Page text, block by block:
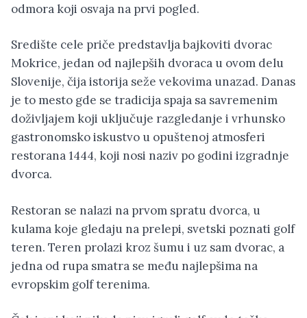
odmora koji osvaja na prvi pogled.
Središte cele priče predstavlja bajkoviti dvorac
Mokrice, jedan od najlepših dvoraca u ovom delu
Slovenije, čija istorija seže vekovima unazad. Danas
je to mesto gde se tradicija spaja sa savremenim
doživljajem koji uključuje razgledanje i vrhunsko
gastronomsko iskustvo u opuštenoj atmosferi
restorana 1444, koji nosi naziv po godini izgradnje
dvorca.
Restoran se nalazi na prvom spratu dvorca, u
kulama koje gledaju na prelepi, svetski poznati golf
teren. Teren prolazi kroz šumu i uz sam dvorac, a
jedna od rupa smatra se među najlepšima na
evropskim golf terenima.